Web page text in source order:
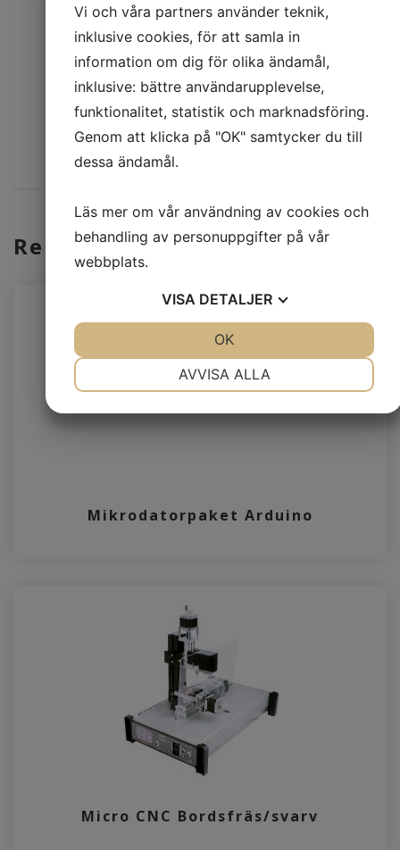
LADDA NER PDF
MER INFO PRISFÖRFRÅGAN
Relaterade produkter
Mikrodatorpaket Arduino
Micro CNC Bordsfräs/svarv
Vi och våra partners använder teknik,
inklusive cookies, för att samla in
information om dig för olika ändamål,
inklusive: bättre användarupplevelse,
funktionalitet, statistik och marknadsföring.
Genom att klicka på "OK" samtycker du till
dessa ändamål.
Läs mer om vår användning av cookies och
behandling av personuppgifter på vår
webbplats.
VISA DETALJER
AVVISA ALLA
OK